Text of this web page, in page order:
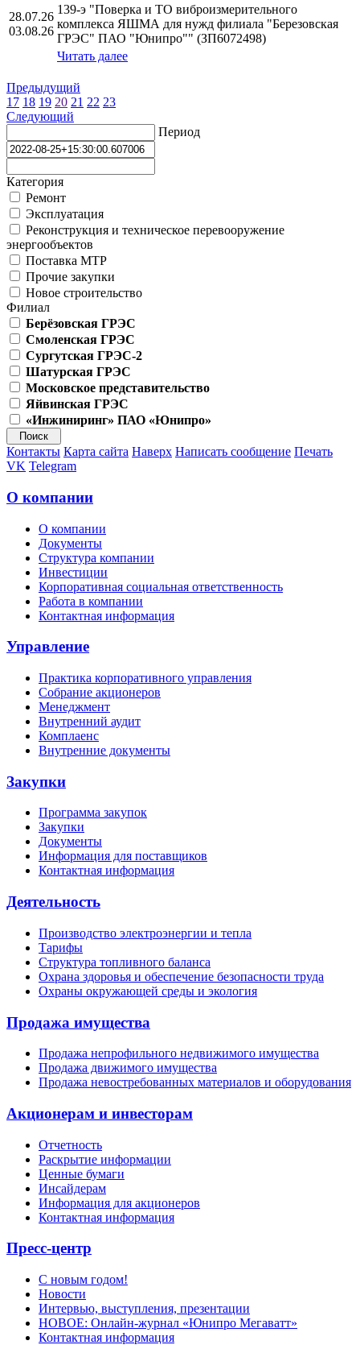
28.07.26
03.08.26
139-э "Поверка и ТО виброизмерительного
комплекса ЯШМА для нужд филиала "Березовская
ГРЭС" ПАО "Юнипро"" (ЗП6072498)
Читать далее
Предыдущий
17 18 19 20 21 22 23
Следующий
Период
Категория
Ремонт
Эксплуатация
Реконструкция и техническое перевооружение
энергообъектов
Поставка МТР
Прочие закупки
Новое строительство
Филиал
Берёзовская ГРЭС
Смоленская ГРЭС
Сургутская ГРЭС-2
Шатурская ГРЭС
Московское представительство
Яйвинская ГРЭС
«Инжиниринг» ПАО «Юнипро»
Контакты Карта сайта Наверх Написать сообщение Печать
VK Telegram
О компании
О компании
Документы
Структура компании
Инвестиции
Корпоративная социальная ответственность
Работа в компании
Контактная информация
Управление
Практика корпоративного управления
Собрание акционеров
Менеджмент
Внутренний аудит
Комплаенс
Внутренние документы
Закупки
Программа закупок
Закупки
Документы
Информация для поставщиков
Контактная информация
Деятельность
Производство электроэнергии и тепла
Тарифы
Структура топливного баланса
Охрана здоровья и обеспечение безопасности труда
Охраны окружающей среды и экология
Продажа имущества
Продажа непрофильного недвижимого имущества
Продажа движимого имущества
Продажа невостребованных материалов и оборудования
Акционерам и инвесторам
Отчетность
Раскрытие информации
Ценные бумаги
Инсайдерам
Информация для акционеров
Контактная информация
Пресс-центр
С новым годом!
Новости
Интервью, выступления, презентации
НОВОЕ: Онлайн-журнал «Юнипро Мегаватт»
Контактная информация